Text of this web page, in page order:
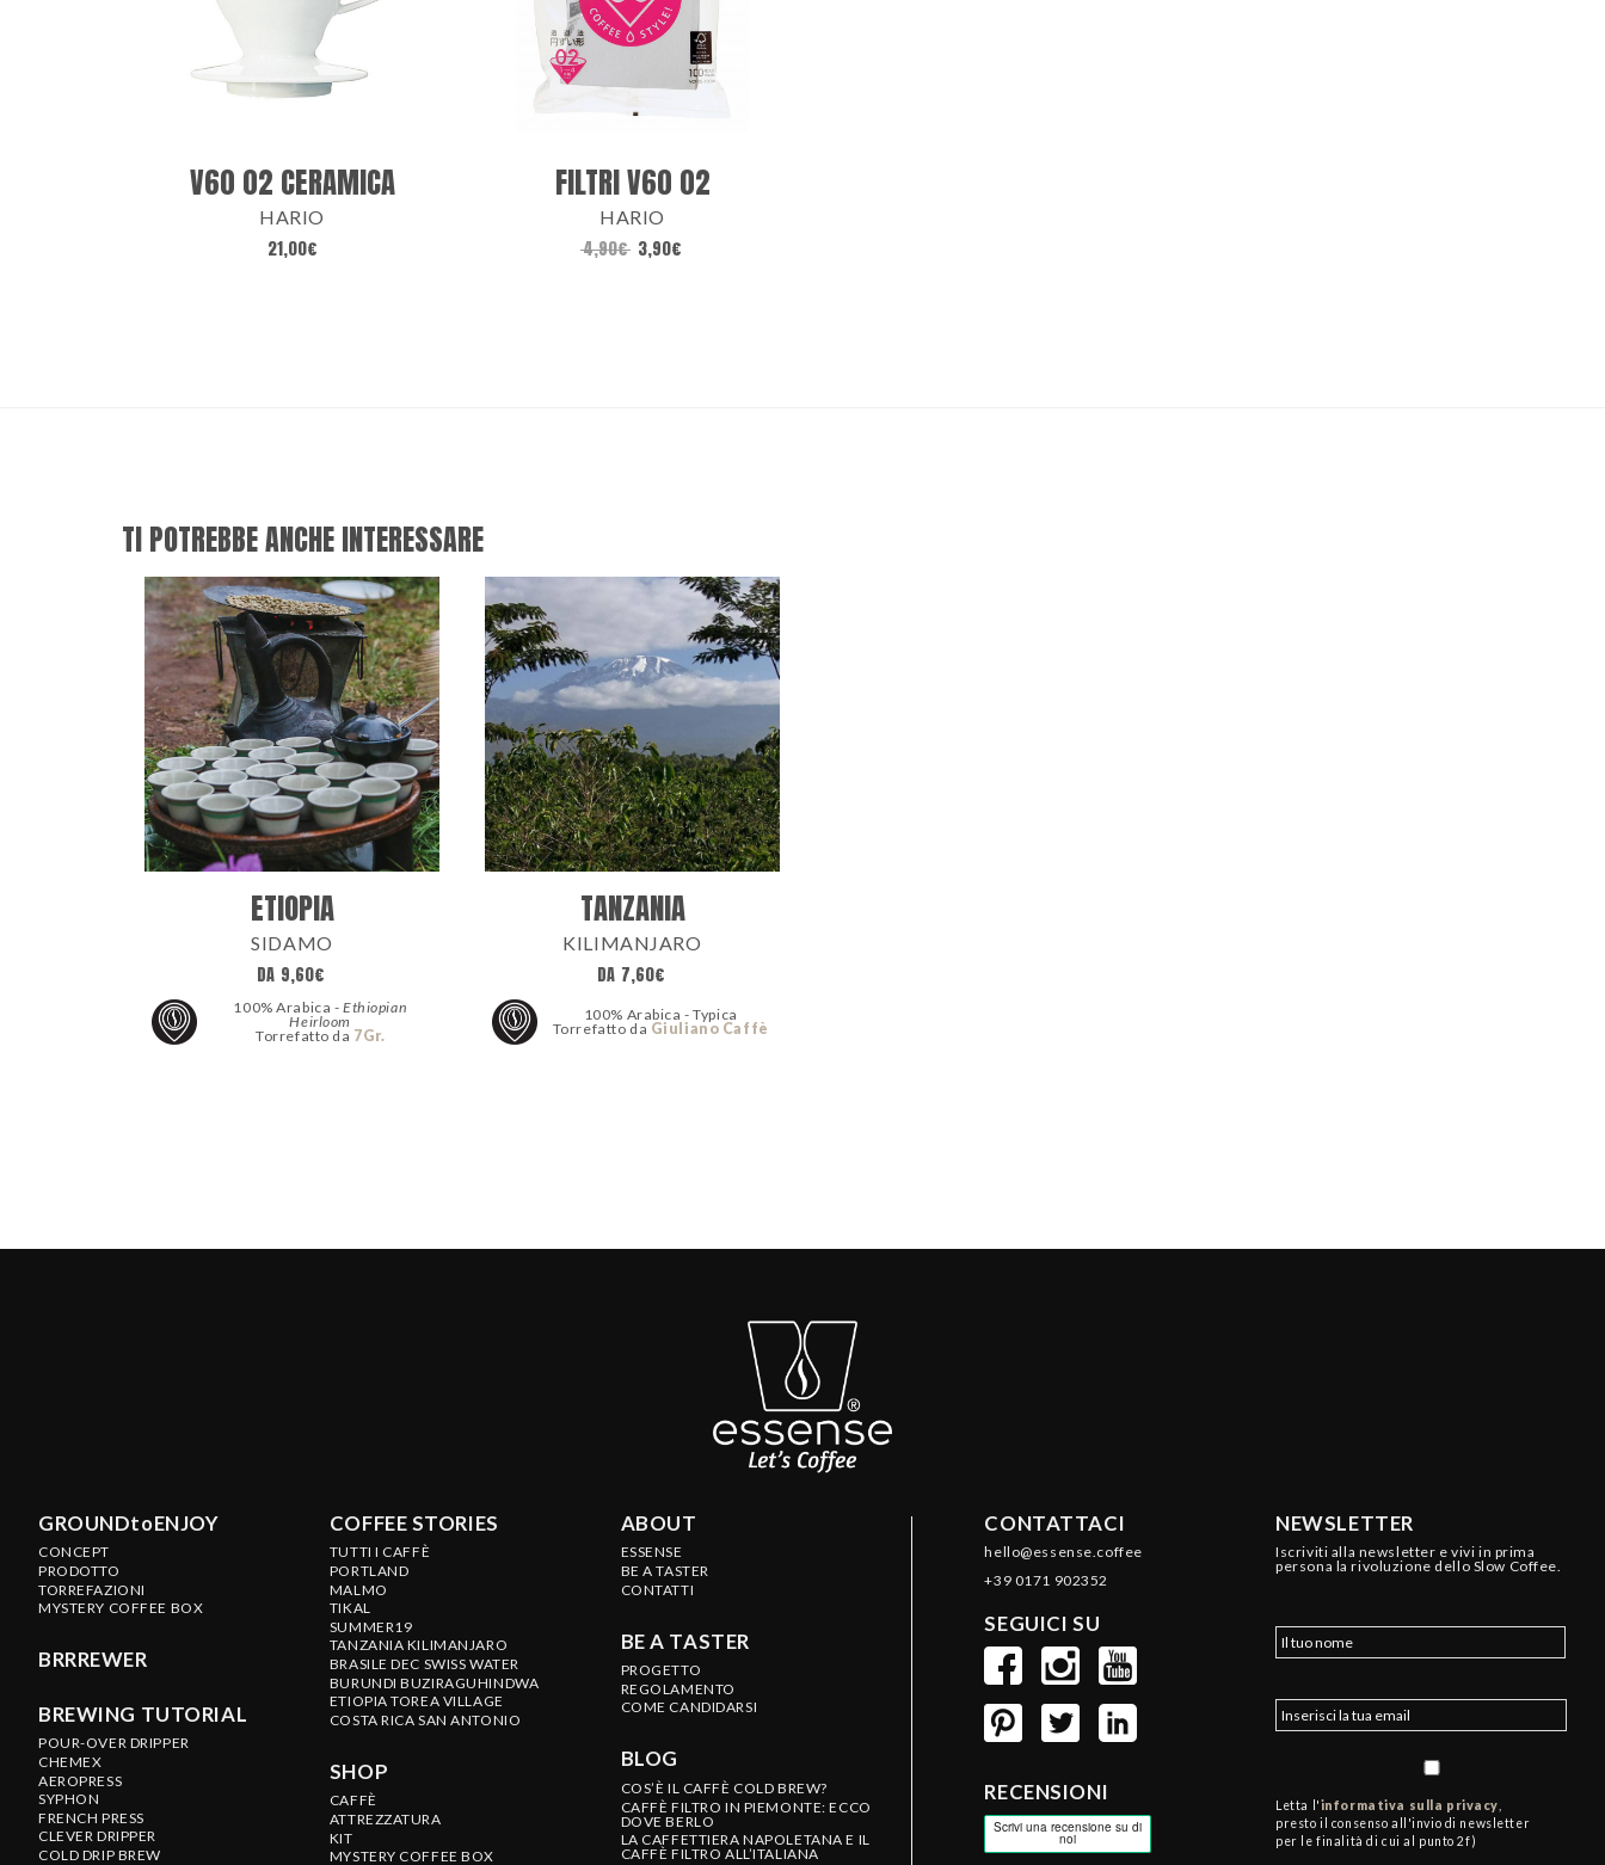
V60 02 CERAMICA
HARIO
21,00€
FILTRI V60 02
HARIO
4,90€ 3,90€
TI POTREBBE ANCHE INTERESSARE
ETIOPIA
SIDAMO
DA 9,60€
100% Arabica - Ethiopian
Heirloom
Torrefatto da 7Gr.
TANZANIA
KILIMANJARO
DA 7,60€
100% Arabica - Typica
Torrefatto da Giuliano Caffè
GROUNDtoENJOY
CONCEPT
PRODOTTO
TORREFAZIONI
MYSTERY COFFEE BOX
BRRREWER
BREWING TUTORIAL
POUR-OVER DRIPPER
CHEMEX
AEROPRESS
SYPHON
FRENCH PRESS
CLEVER DRIPPER
COLD DRIP BREW
COFFEE STORIES
TUTTI I CAFFÈ
PORTLAND
MALMO
TIKAL
SUMMER19
TANZANIA KILIMANJARO
BRASILE DEC SWISS WATER
BURUNDI BUZIRAGUHINDWA
ETIOPIA TOREA VILLAGE
COSTA RICA SAN ANTONIO
SHOP
CAFFÈ
ATTREZZATURA
KIT
MYSTERY COFFEE BOX
ABOUT
ESSENSE
BE A TASTER
CONTATTI
BE A TASTER
PROGETTO
REGOLAMENTO
COME CANDIDARSI
BLOG
COS’È IL CAFFÈ COLD BREW?
CAFFÈ FILTRO IN PIEMONTE: ECCO
DOVE BERLO
LA CAFFETTIERA NAPOLETANA E IL
CAFFÈ FILTRO ALL’ITALIANA
CONTATTACI
hello@essense.coffee
+39 0171 902352
SEGUICI SU
RECENSIONI
NEWSLETTER
Iscriviti alla newsletter e vivi in prima
persona la rivoluzione dello Slow Coffee.
Letta l'informativa sulla privacy,
presto il consenso all'invio di newsletter
per le finalità di cui al punto 2f)